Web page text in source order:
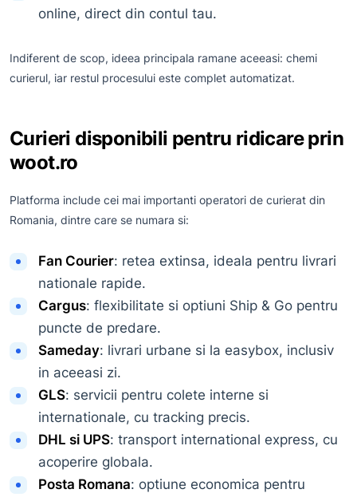
online, direct din contul tau.
Indiferent de scop, ideea principala ramane aceeasi: chemi
curierul, iar restul procesului este complet automatizat.
Curieri disponibili pentru ridicare prin
woot.ro
Platforma include cei mai importanti operatori de curierat din
Romania, dintre care se numara si:
Fan Courier: retea extinsa, ideala pentru livrari
nationale rapide.
Cargus: flexibilitate si optiuni Ship & Go pentru
puncte de predare.
Sameday: livrari urbane si la easybox, inclusiv
in aceeasi zi.
GLS: servicii pentru colete interne si
internationale, cu tracking precis.
DHL si UPS: transport international express, cu
acoperire globala.
Posta Romana: optiune economica pentru